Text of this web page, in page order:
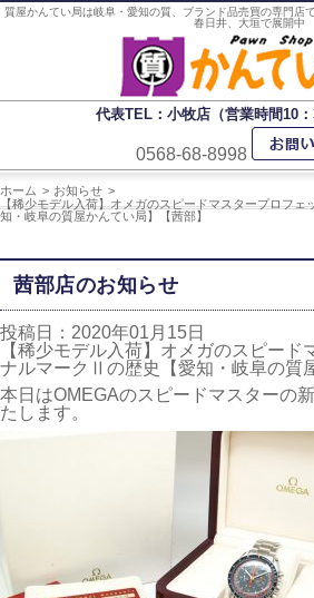
質屋かんてい局は岐阜・愛知の質、ブランド品売買の専門店
春日井、大垣で展開中
代表TEL：小牧店（営業時間10：
0568-68-8998
ホーム
お知らせ
【稀少モデル入荷】オメガのスピードマスタープロフ
知・岐阜の質屋かんてい局】【茜部】
茜部店のお知らせ
投稿日：2020年01月15日
【稀少モデル入荷】オメガのスピード
ナルマークⅡの歴史【愛知・岐阜の質
本日はOMEGAのスピードマスターの
たします。